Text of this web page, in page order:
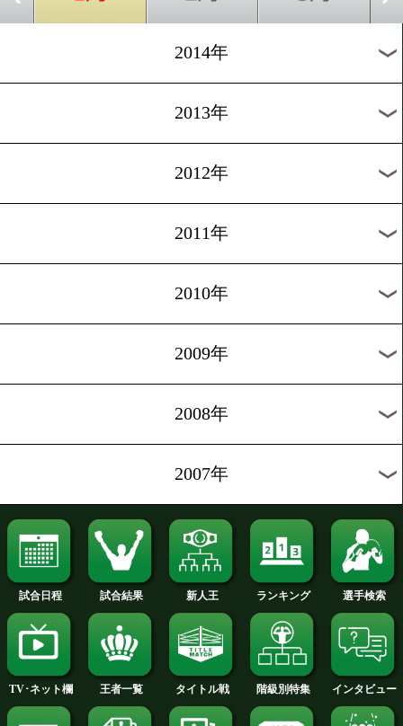
2017年
2016年
2015年
2014年
2013年
2012年
2011年
2010年
2009年